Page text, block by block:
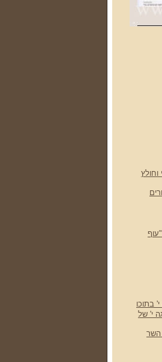
סיפור קצר על יום ארוך מאד, פלוגת חרמ"ש י' גדוד 79 "עוף
בתוכו
י' של
השר